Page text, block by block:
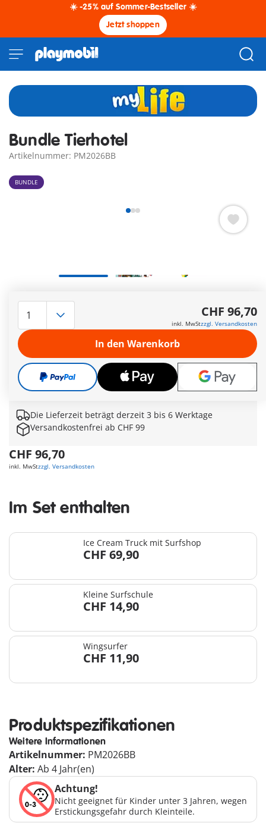
☀️ -25% auf Sommer-Bestseller ☀️
Jetzt shoppen
Bundle Tierhotel
Artikelnummer: PM2026BB
BUNDLE
Katzen und sogar ein bunter Papagei erstklassigen Komfort
und liebevolle Pflege. Ob beim Spaziergang mit der stilvollen
Managerin und ihrem Dalmatiner (71736) oder beim
Stadtbummel mit dem modischen It-Girl und ihrem
Chihuahua (71737) – in diesem Bundle dreht sich alles um
tierische Freundschaften und fantasievolle Abenteuer. Perfekt
für Kinder ab 4 Jahren, die Tiere lieben und gerne in kreative
Rollenspiele eintauchen!
Weitere Informationen
Die Lieferzeit beträgt derzeit 3 bis 6 Werktage
Versandkostenfrei ab CHF 99
CHF 96,70
inkl. MwStzzgl. Versandkosten
CHF 96,70
inkl. MwStzzgl. Versandkosten
In den Warenkorb
Im Set enthalten
Ice Cream Truck mit Surfshop
CHF 69,90
Kleine Surfschule
CHF 14,90
Wingsurfer
CHF 11,90
Produktspezifikationen
Weitere Informationen
Artikelnummer: PM2026BB
Alter: Ab 4 Jahr(en)
Achtung!
Nicht geeignet für Kinder unter 3 Jahren, wegen
Erstickungsgefahr durch Kleinteile.